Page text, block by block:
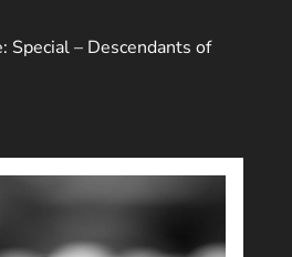
Special – Descendants of